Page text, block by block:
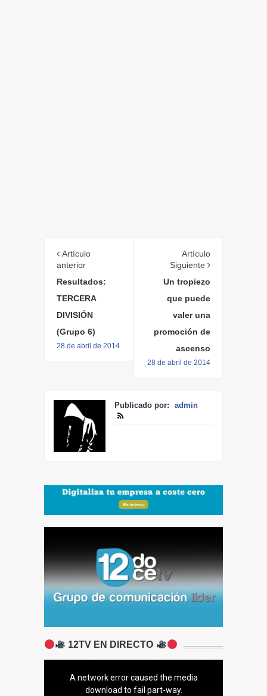
Artículo
anterior
Resultados:
TERCERA
DIVISIÓN
(Grupo 6)
28 de abril de 2014
Artículo
Siguiente
Un tropiezo
que puede
valer una
promoción de
ascenso
28 de abril de 2014
Publicado por: admin
12TV EN DIRECTO
A network error caused the media
download to fail part-way.